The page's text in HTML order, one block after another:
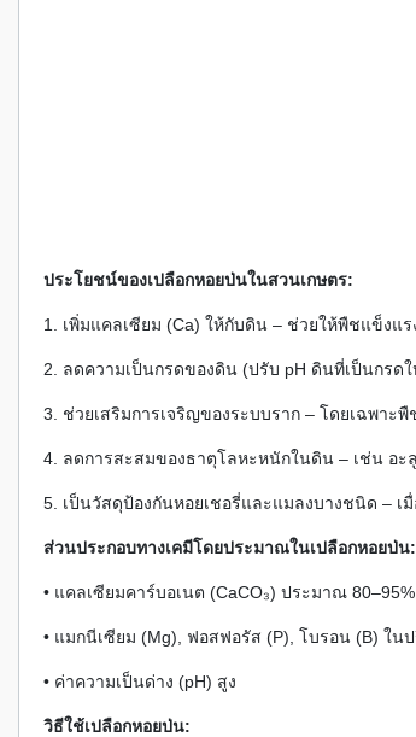
ประโยชน์ของเปลือกหอยป่นในสวนเกษตร:
1. เพิ่มแคลเซียม (Ca) ให้กับดิน – ช่วยให้พืชแข็งแ
2. ลดความเป็นกรดของดิน (ปรับ pH ดินที่เป็นกรดใ
3. ช่วยเสริมการเจริญของระบบราก – โดยเฉพาะ
4. ลดการสะสมของธาตุโลหะหนักในดิน – เช่น อะ
5. เป็นวัสดุป้องกันหอยเชอรี่และแมลงบางชนิด – เ
ส่วนประกอบทางเคมีโดยประมาณในเปลือกหอยป่น:
• แคลเซียมคาร์บอเนต (CaCO₃) ประมาณ 80–95%
• แมกนีเซียม (Mg), ฟอสฟอรัส (P), โบรอน (B) ใน
• ค่าความเป็นด่าง (pH) สูง
วิธีใช้เปลือกหอยป่น: